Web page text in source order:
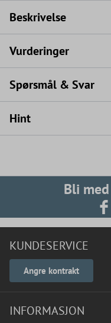
Beskrivelse
Vurderinger
Spørsmål & Svar
Hint
Bli
KUNDESERVICE
Angre kontrakt
INFORMASJON